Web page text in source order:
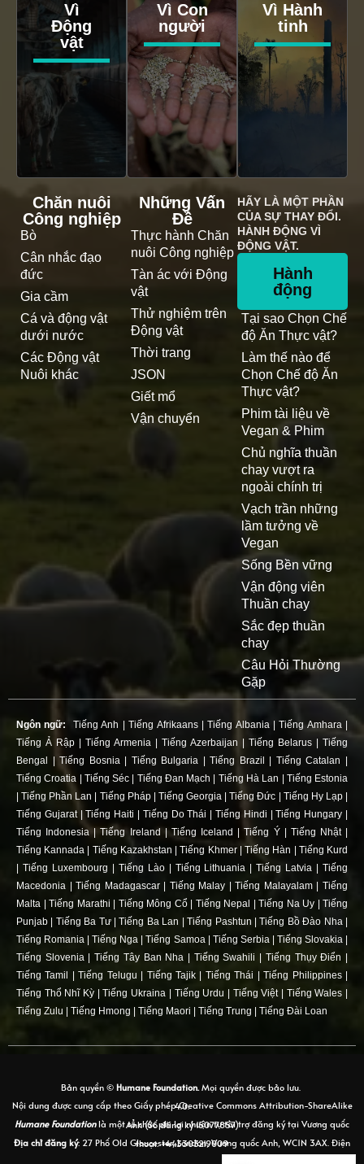
Vì
Động
vật
Vì Con
người
Vì Hành
tinh
Chăn nuôi
Công nghiệp
Bò
Cân nhắc đạo
đức
Gia cầm
Cá và động vật
dưới nước
Các Động vật
Nuôi khác
Những Vấn
Đề
Thực hành Chăn
nuôi Công nghiệp
Tàn ác với Động
vật
Thử nghiệm trên
Động vật
Thời trang
JSON
Giết mổ
Vận chuyển
HÃY LÀ MỘT PHẦN
CỦA SỰ THAY ĐỔI.
HÀNH ĐỘNG VÌ
ĐỘNG VẬT.
Hành
động
Tại sao Chọn Chế
độ Ăn Thực vật?
Làm thế nào để
Chọn Chế độ Ăn
Thực vật?
Phim tài liệu về
Vegan & Phim
Chủ nghĩa thuần
chay vượt ra
ngoài chính trị
Vạch trần những
lầm tưởng về
Vegan
Sống Bền vững
Vận động viên
Thuần chay
Sắc đẹp thuần
chay
Câu Hỏi Thường
Gặp
Ngôn ngữ: Tiếng Anh |Tiếng Afrikaans|Tiếng Albania|Tiếng Amhara|
Tiếng Ả Rập
Tiếng Armenia Tiếng Azerbaijan Tiếng Belarus
Tiếng
Bengal
|Tiếng Bosnia| Tiếng Bulgaria |Tiếng Brazil Tiếng Catalan
Tiếng Croatia
Tiếng Séc Tiếng Đan Mạch Tiếng Hà Lan
Tiếng Estonia
|Tiếng Phần Lan Tiếng Pháp| Tiếng Georgia |Tiếng Đức Tiếng Hy Lạp
Tiếng Gujarat|Tiếng Haiti Tiếng Do Thái |Tiếng Hindi |Tiếng Hungary
Tiếng Indonesia |Tiếng Ireland |Tiếng Iceland |Tiếng Ý| Tiếng Nhật|
Tiếng Kannada
Tiếng Kazakhstan |Tiếng Khmer|Tiếng Hàn
Tiếng Kurd
Tiếng Luxembourg Tiếng Lào| Tiếng Lithuania |Tiếng Latvia |Tiếng
Macedonia |Tiếng Madagascar| Tiếng Malay |Tiếng Malayalam|Tiếng
Malta
Tiếng Marathi Tiếng Mông Cổ| Tiếng Nepal Tiếng Na Uy
Tiếng
Punjab
Tiếng Ba Tư|Tiếng Ba Lan |Tiếng Pashtun |Tiếng Bồ Đào Nha|
Tiếng Romania |Tiếng Nga |Tiếng Samoa| Tiếng Serbia| Tiếng Slovakia
Tiếng Slovenia|Tiếng Tây Ban Nha Tiếng Swahili Tiếng Thụy Điển
Tiếng Tamil
|Tiếng Telugu Tiếng Tajik Tiếng Thái |Tiếng Philippines|
Tiếng Thổ Nhĩ Kỳ |Tiếng Ukraina Tiếng Urdu Tiếng Việt| Tiếng Wales
Tiếng Zulu
Tiếng Hmong Tiếng Maori Tiếng Trung Tiếng Đài Loan
Bản quyền © Humane Foundation.Mọi quyền được bảo lưu.
Nội dung được cung cấp theo Giấy phép Creative Commons Attribution-ShareAlike 4.0.
Humane Foundation
là một tổ chức phi lợi nhuận tự tài trợ đăng ký tại Vương quốc Anh (Số đăng ký 15077857)
Địa chỉ đăng ký
: 27 Phố Old Gloucester, London, Vương quốc Anh, WC1N 3AX. Điện thoại: +443303219009